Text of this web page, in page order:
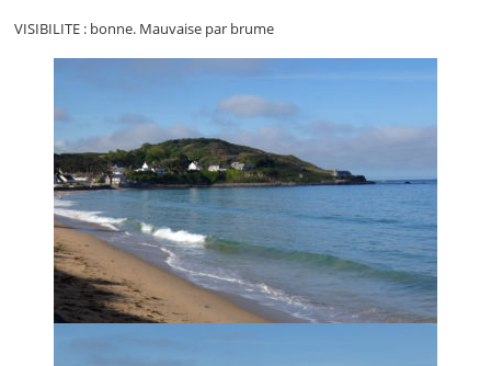
VISIBILITE : bonne. Mauvaise par brume